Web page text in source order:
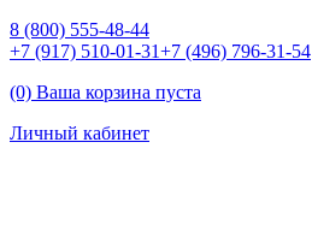
8 (800) 555-48-44
+7 (917) 510-01-31+7 (496) 796-31-54
(0) Ваша корзина пуста
Личный кабинет